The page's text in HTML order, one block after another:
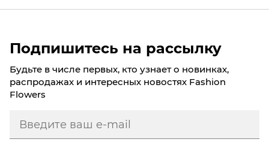
Подпишитесь на рассылку
Будьте в числе первых, кто узнает о новинках,
распродажах и интересных новостях Fashion
Flowers